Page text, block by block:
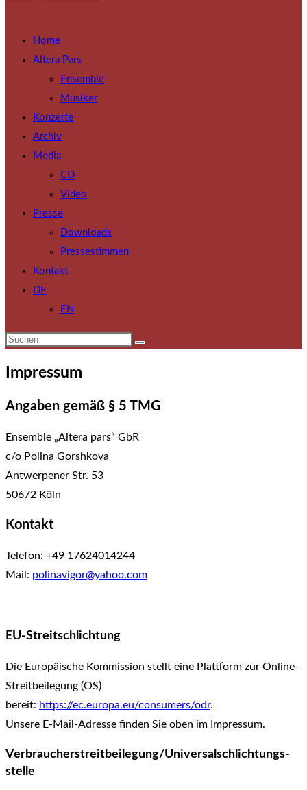
Home
Altera Pars
Ensemble
Musiker
Konzerte
Archiv
Media
CD
Video
Presse
Downloads
Pressestimmen
Kontakt
DE
EN
Impressum
Angaben gemäß § 5 TMG
Ensemble „Altera pars“ GbR
c/o Polina Gorshkova
Antwerpener Str. 53
50672 Köln
Kontakt
Telefon: +49 17624014244
Mail: polinavigor@yahoo.com
EU-Streitschlichtung
Die Europäische Kommission stellt eine Plattform zur Online-
Streitbeilegung (OS)
bereit: https://ec.europa.eu/consumers/odr.
Unsere E-Mail-Adresse finden Sie oben im Impressum.
Verbraucher­streit­beilegung/Universal­schlichtungs­
stelle